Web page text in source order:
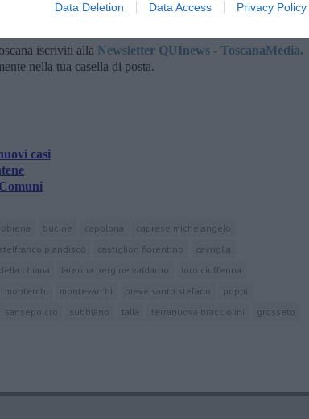
Data Deletion Data Access Privacy Policy
iscriviti alla Newsletter QUInews - ToscanaMedia.
nella tua casella di posta.
casi
bucine capolona
caprese michelangelo
piandiscò castiglion fiorentino
cavriglia
chiana laterina pergine valdarno
loro ciuffenna
monterchi montevarchi pieve santo stefano
poppi
sansepolcro subbiano talla terranuova bracciolini
grosseto